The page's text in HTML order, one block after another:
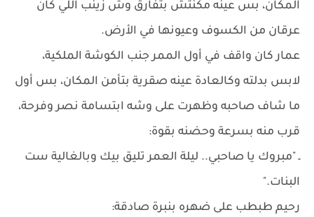
المكان، بس عينه مكنتش بتفارق وش زينب اللي كان
عرقان من الكسوف وعيونها في الأرض.
عمار كان واقف في أول الممر جنب الكوشة الملكية،
لابس بدلته وكالعادة عينه صقرية بتأمن المكان، بس أول
ما شاف صاحبه وظهرت على وشه ابتسامة نصر وفرحة،
قرب منه بسرعة وحضنه بقوة:
ـ "مبروك يا صاحبي.. ليلة العمر تليق بيك وبالغالية ست
البنات."
رحيم طبطب على ضهره بنبرة صادقة: